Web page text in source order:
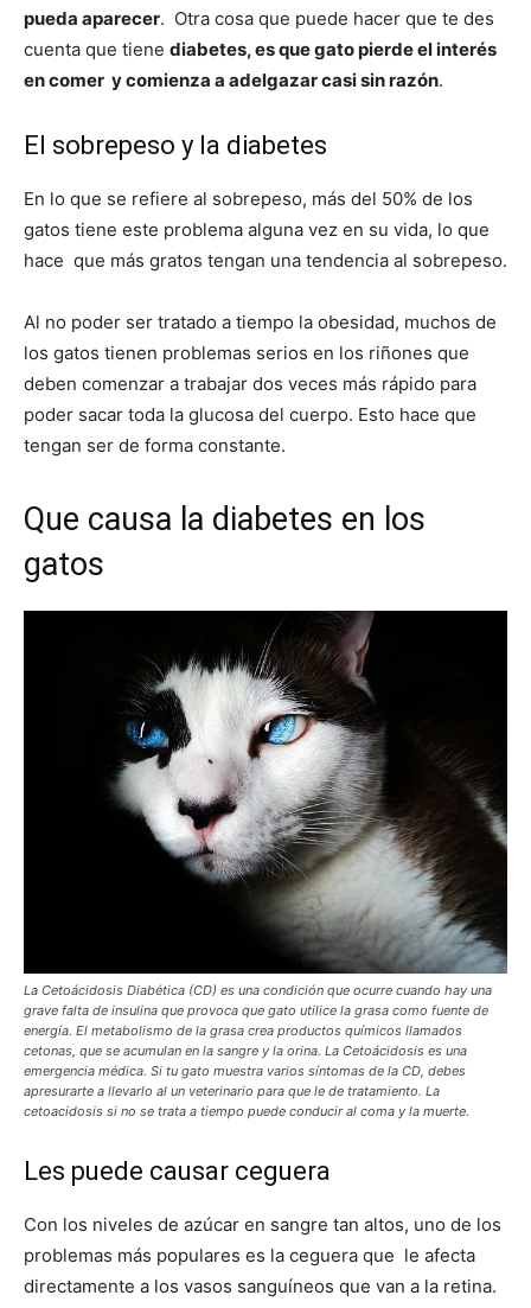
pueda aparecer. Otra cosa que puede hacer que te des
cuenta que tiene diabetes, es que gato pierde el interés
en comer y comienza a adelgazar casi sin razón.
El sobrepeso y la diabetes
En lo que se refiere al sobrepeso, más del 50% de los
gatos tiene este problema alguna vez en su vida, lo que
hace que más gratos tengan una tendencia al sobrepeso.
Al no poder ser tratado a tiempo la obesidad, muchos de
los gatos tienen problemas serios en los riñones que
deben comenzar a trabajar dos veces más rápido para
poder sacar toda la glucosa del cuerpo. Esto hace que
tengan ser de forma constante.
Que causa la diabetes en los
gatos
La Cetoácidosis Diabética (CD) es una condición que ocurre cuando hay una
grave falta de insulina que provoca que gato utilice la grasa como fuente de
energía. El metabolismo de la grasa crea productos químicos llamados
cetonas, que se acumulan en la sangre y la orina. La Cetoácidosis es una
emergencia médica. Si tu gato muestra varios síntomas de la CD, debes
apresurarte a llevarlo al un veterinario para que le de tratamiento. La
cetoacidosis si no se trata a tiempo puede conducir al coma y la muerte.
Les puede causar ceguera
Con los niveles de azúcar en sangre tan altos, uno de los
problemas más populares es la ceguera que le afecta
directamente a los vasos sanguíneos que van a la retina.